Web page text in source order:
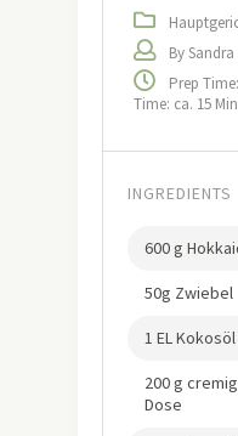
By
Prep
Time: ca. 15
INGREDIENTS
600 g
50g Zwiebel
1 EL Kokosöl
200 g
Dose